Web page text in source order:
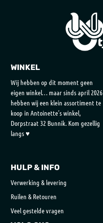
WINKEL
Wij hebben op dit moment geen
eigen winkel… maar sinds april 2026
hebben wij een klein assortiment te
koop in Antoinette’s winkel,
Dorpstraat 32 Bunnik. Kom gezellig
langs ♥
HULP & INFO
Verwerking & levering
Ruilen & Retouren
Veel gestelde vragen